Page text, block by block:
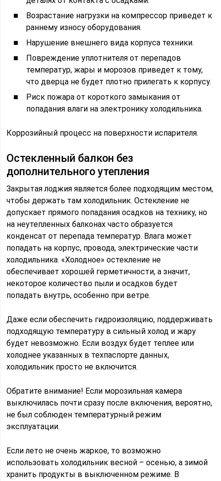
Возрастание нагрузки на компрессор приведет к
раннему износу оборудования.
Нарушение внешнего вида корпуса техники.
Повреждение уплотнителя от перепадов
температур, жары и морозов приведет к тому,
что дверца не будет плотно прилегать к корпусу.
Риск пожара от короткого замыкания от
попадания влаги на электронику холодильника.
Коррозийный процесс на поверхности испарителя.
Остекленный балкон без
дополнительного утепления
Закрытая лоджия является более подходящим местом,
чтобы держать там холодильник. Остекление не
допускает прямого попадания осадков на технику, но
на неутепленных балконах часто образуется
конденсат от перепада температур. Влага может
попадать на корпус, провода, электрические части
холодильника. «Холодное» остекление не
обеспечивает хорошей герметичности, а значит,
некоторое количество пыли и осадков будет
попадать внутрь, особенно при ветре.
Даже если обеспечить гидроизоляцию, поддерживать
подходящую температуру в сильный холод и жару
будет невозможно. Если воздух будет теплее или
холоднее указанных в техпаспорте данных,
холодильник просто не включится.
Обратите внимание! Если морозильная камера
выключилась почти сразу после включения, вероятно,
не был соблюден температурный режим
эксплуатации.
Если лето не очень жаркое, то возможно
использовать холодильник весной – осенью, а зимой
хранить продукты в выключенном режиме. В